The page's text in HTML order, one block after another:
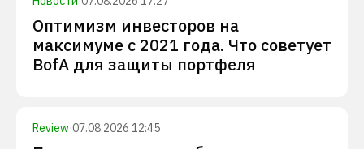
Оптимизм инвесторов на
максимуме с 2021 года. Что советует
BofA для защиты портфеля
Review·07.08.2026 12:45